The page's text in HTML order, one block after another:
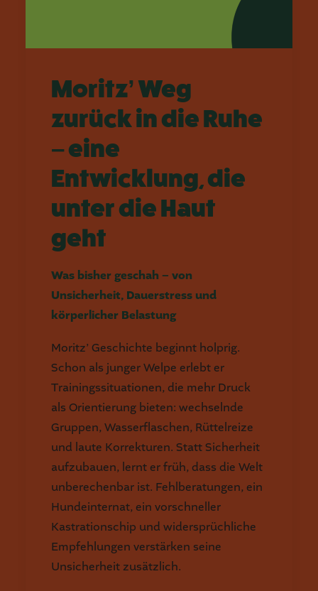
Moritz’ Weg
zurück in die Ruhe
– eine
Entwicklung, die
unter die Haut
geht
Was bisher geschah – von
Unsicherheit, Dauerstress und
körperlicher Belastung
Moritz’ Geschichte beginnt holprig.
Schon als junger Welpe erlebt er
Trainingssituationen, die mehr Druck
als Orientierung bieten: wechselnde
Gruppen, Wasserflaschen, Rüttelreize
und laute Korrekturen. Statt Sicherheit
aufzubauen, lernt er früh, dass die Welt
unberechenbar ist. Fehlberatungen, ein
Hundeinternat, ein vorschneller
Kastrationschip und widersprüchliche
Empfehlungen verstärken seine
Unsicherheit zusätzlich.